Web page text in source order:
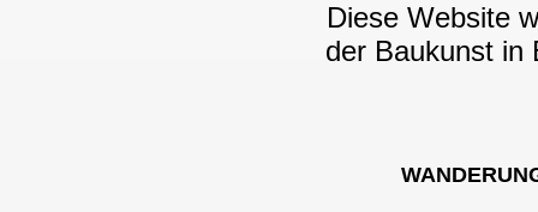
Diese Website
der Baukunst in